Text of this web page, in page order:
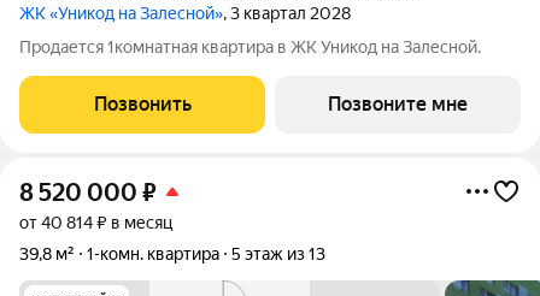
ЖК «Уникод на Залесной», 3 квартал 2028
Продается 1комнатная квартира в ЖК Уникод на Залесной.
Позвонить Позвоните мне
8 520 000 ₽
от 40 814 ₽ в месяц
39,8 м²
1-комн. квартира 5 этаж из 13